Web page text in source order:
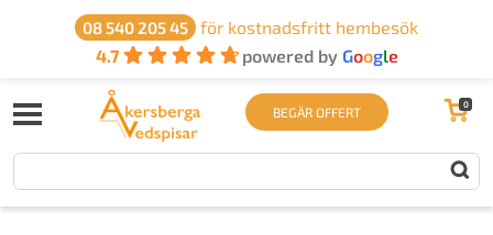
08 540 205 45
för kostnadsfritt hembesök
4.7
powered by Google
BEGÄR OFFERT 0